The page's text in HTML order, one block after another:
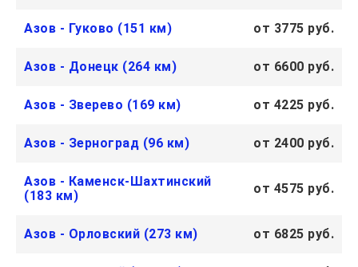
Азов - Гуково (151 км) от 3775 руб.
Азов - Донецк (264 км) от 6600 руб.
Азов - Зверево (169 км) от 4225 руб.
Азов - Зерноград (96 км) от 2400 руб.
Азов - Каменск-Шахтинский
(183 км)
от 4575 руб.
Азов - Орловский (273 км) от 6825 руб.